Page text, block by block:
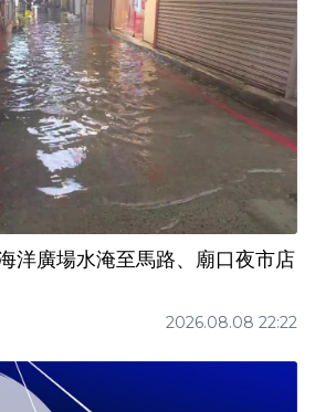
廣場水淹至馬路、廟口夜市店
2026.08.08 22:22